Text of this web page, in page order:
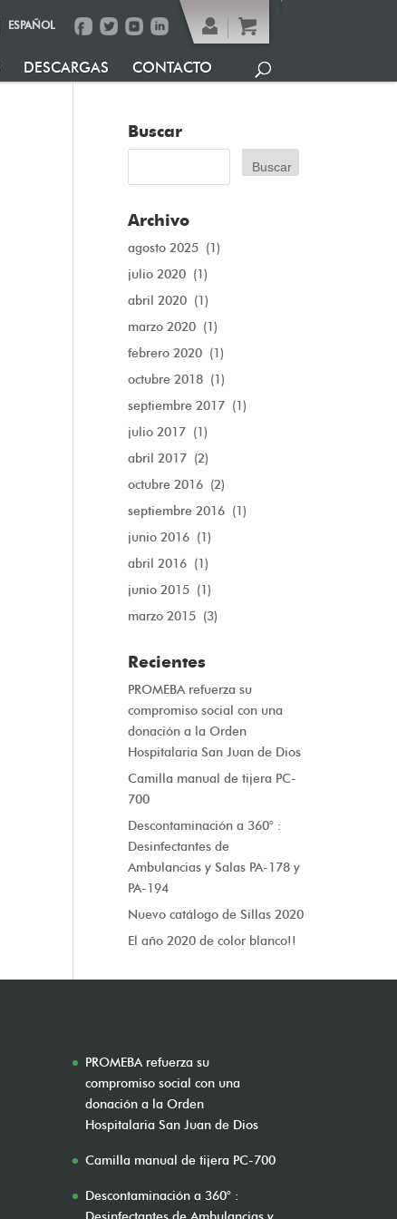
ESPAÑOL
DESCARGAS CONTACTO
Buscar
Archivo
agosto 2025 (1)
julio 2020 (1)
abril 2020 (1)
marzo 2020 (1)
febrero 2020 (1)
octubre 2018 (1)
septiembre 2017 (1)
julio 2017 (1)
abril 2017 (2)
octubre 2016 (2)
septiembre 2016 (1)
junio 2016 (1)
abril 2016 (1)
junio 2015 (1)
marzo 2015 (3)
Recientes
PROMEBA refuerza su
compromiso social con una
donación a la Orden
Hospitalaria San Juan de Dios
Camilla manual de tijera PC-
700
Descontaminación a 360° :
Desinfectantes de
Ambulancias y Salas PA-178 y
PA-194
Nuevo catálogo de Sillas 2020
El año 2020 de color blanco!!
PROMEBA refuerza su
compromiso social con una
donación a la Orden
Hospitalaria San Juan de Dios
Camilla manual de tijera PC-700
Descontaminación a 360° :